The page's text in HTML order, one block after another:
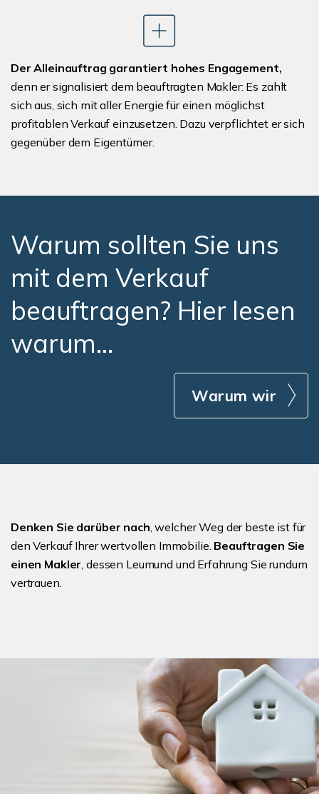
Der Alleinauftrag garantiert hohes Engagement,
denn er signalisiert dem beauftragten Makler: Es zahlt
sich aus, sich mit aller Energie für einen möglichst
profitablen Verkauf einzusetzen. Dazu verpflichtet er sich
gegenüber dem Eigentümer.
Warum sollten Sie uns
mit dem Verkauf
beauftragen? Hier lesen
warum...
Warum wir
Denken Sie darüber nach , welcher Weg der beste ist für
den Verkauf Ihrer wertvollen Immobilie. Beauftragen Sie
einen Makler , dessen Leumund und Erfahrung Sie rundum
vertrauen.